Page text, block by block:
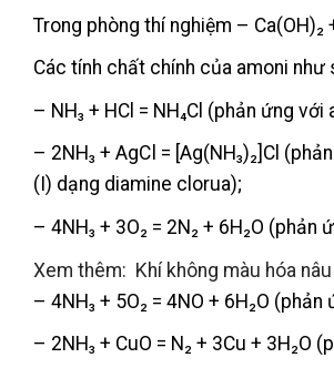
Trong phòng thí nghiệm – Ca(OH)₂
Các tính chất chính của amoni như
– NH₃ + HCl = NH₄Cl (phản ứng
– 2NH₃ + AgCl = [Ag(NH₃)₂]Cl
(I) dạng diamine clorua);
– 4NH₃ + 3O₂ = 2N₂ + 6H₂O (phản
Xem thêm: Khí không màu hóa
– 4NH₃ + 5O₂ = 4NO + 6H₂O
– 2NH₃ + CuO = N₂ + 3Cu +